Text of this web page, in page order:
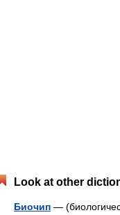
Look at other
Биочип —